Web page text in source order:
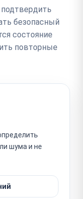
безопасный
состояние
повторные
шума и не